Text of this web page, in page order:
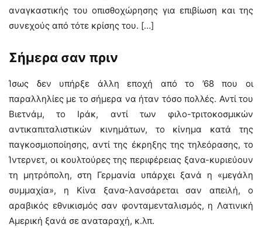
αναγκαστικής του οπισθοχώρησης για επιβίωση και της
συνεχούς από τότε κρίσης του. […]
Σήμερα σαν πριν
Ίσως δεν υπήρξε άλλη εποχή από το ’68 που οι
παραλληλίες με το σήμερα να ήταν τόσο πολλές. Αντί του
Βιετνάμ, το Ιράκ, αντί των φιλο-τριτοκοσμικών
αντικαπιταλιστικών κινημάτων, το κίνημα κατά της
παγκοσμιοποίησης, αντί της έκρηξης της τηλεόρασης, το
Ίντερνετ, οι κουλτούρες της περιφέρειας ξανα-κυριεύουν
τη μητρόπολη, στη Γερμανία υπάρχει ξανά η «μεγάλη
συμμαχία», η Κίνα ξανα-λανσάρεται σαν απειλή, ο
αραβικός εθνικισμός σαν φονταμενταλισμός, η Λατινική
Αμερική ξανά σε αναταραχή, κ.λπ.